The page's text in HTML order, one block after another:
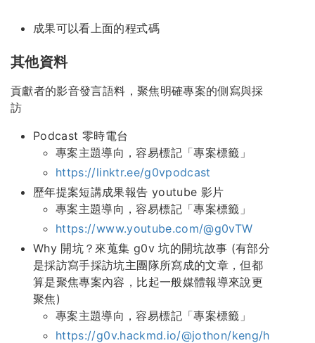
成果可以看上面的程式碼
其他資料
貢獻者的影音發言語料，聚焦明確專案的側寫與採
訪
Podcast 零時電台
專案主題導向，容易標記「專案標籤」
https://linktr.ee/g0vpodcast
歷年提案短講成果報告 youtube 影片
專案主題導向，容易標記「專案標籤」
https://www.youtube.com/@g0vTW
Why 開坑？來蒐集 g0v 坑的開坑故事 (有部分
是採訪寫手採訪坑主團隊所寫成的文章，但都
算是聚焦專案內容，比起一般媒體報導來說更
聚焦)
專案主題導向，容易標記「專案標籤」
https://g0v.hackmd.io/@jothon/keng/h